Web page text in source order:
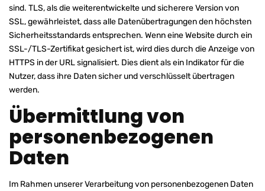
sind. TLS, als die weiterentwickelte und sicherere Version von
SSL, gewährleistet, dass alle Datenübertragungen den höchsten
Sicherheitsstandards entsprechen. Wenn eine Website durch ein
SSL-/TLS-Zertifikat gesichert ist, wird dies durch die Anzeige von
HTTPS in der URL signalisiert. Dies dient als ein Indikator für die
Nutzer, dass ihre Daten sicher und verschlüsselt übertragen
werden.
Übermittlung von
personenbezogenen
Daten
Im Rahmen unserer Verarbeitung von personenbezogenen Daten